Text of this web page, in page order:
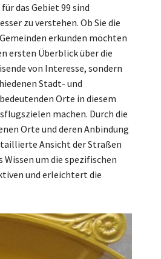
das Gebiet 99 sind
zu verstehen. Ob Sie die
erkunden möchten
ersten Überblick über die
von Interesse, sondern
Stadt- und
Orte in diesem
machen. Durch die
Orte und deren Anbindung
Ansicht der Straßen
Wissen um die spezifischen
und erleichtert die